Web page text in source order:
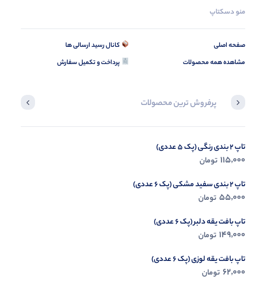
منو دسکتاپ
صفحه اصلی
مشاهده همه محصولات
کانال رسید ارسالی ها
پرداخت و تکمیل سفارش
پرفروش ترین محصولات
تاپ 2 بندی رنگی (پک 5 عددی)
115,000 تومان
تاپ 2 بندی سفید مشکی (پک 6 عددی)
55,000 تومان
تاپ بافت یقه دلبر (پک 6 عددی)
149,000 تومان
تاپ بافت یقه لوزی (پک 6 عددی)
62,000 تومان
تیشرت چاپ زول alo (پک 4 عددی)
199,000 تومان